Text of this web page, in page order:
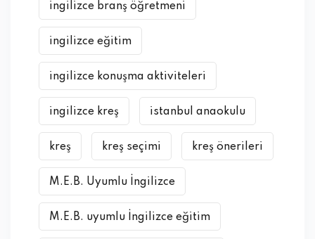
ingilizce branş öğretmeni
ingilizce eğitim
ingilizce konuşma aktiviteleri
ingilizce kreş istanbul anaokulu
kreş kreş seçimi kreş önerileri
M.E.B. Uyumlu İngilizce
M.E.B. uyumlu İngilizce eğitim